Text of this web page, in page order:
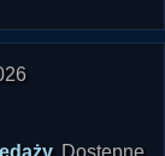
także do